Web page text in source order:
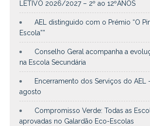
LETIVO 2026/2027 – 2º ao 12ºANOS
AEL distinguido com o Prémio “O
Escola””
Conselho Geral acompanha a
na Escola Secundária
Encerramento dos Serviços do AEL
agosto
Compromisso Verde: Todas as
aprovadas no Galardão Eco-Escolas